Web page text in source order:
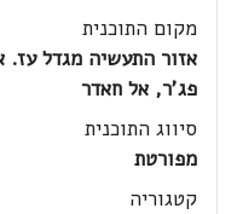
מקום התוכנית
אזור התעשיה מגדל עז.
פג'ר, אל חאדר
סיווג התוכנית
מפורטת
קטגוריה